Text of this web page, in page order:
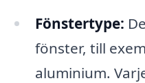
Fönstertype:
fönster, till
aluminium.